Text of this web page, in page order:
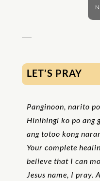
LET’S PRAY
Panginoon, narito
Hinihingi ko po ang
ang totoo kong
Your complete
believe that I can
Jesus name, I pray.